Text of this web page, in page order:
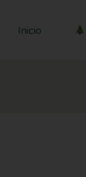
Inicio